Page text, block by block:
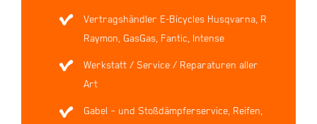
Vertragshändler E-Bicycles Husqvarna, R
Raymon, GasGas, Fantic, Intense
Werkstatt / Service / Reparaturen aller
Art
Gabel – und Stoßdämpferservice, Reifen,